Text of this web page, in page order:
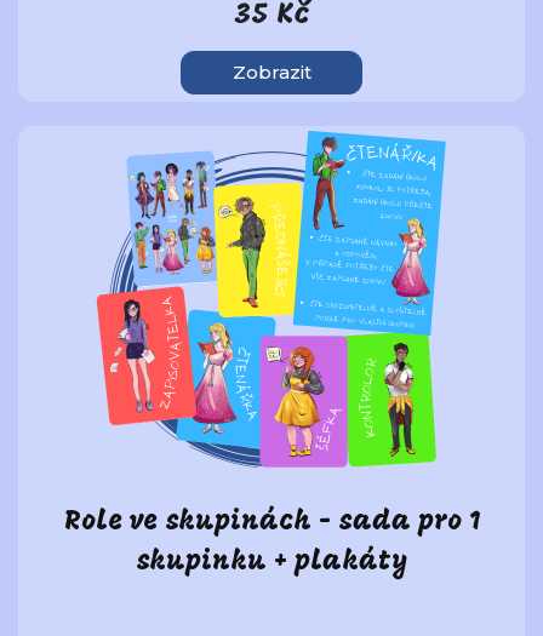
35 Kč
Zobrazit
Role ve skupinách - sada pro 1
skupinku + plakáty